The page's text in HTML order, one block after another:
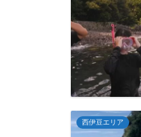
西伊豆エリア